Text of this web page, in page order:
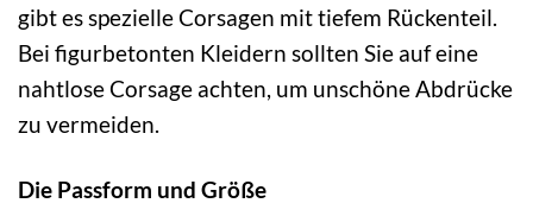
gibt es spezielle Corsagen mit tiefem Rückenteil.
Bei figurbetonten Kleidern sollten Sie auf eine
nahtlose Corsage achten, um unschöne Abdrücke
zu vermeiden.
Die Passform und Größe